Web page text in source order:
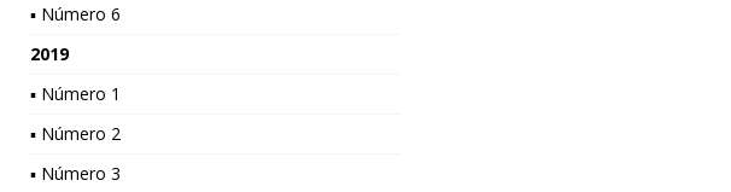
▪ Número 6
2019
▪ Número 1
▪ Número 2
▪ Número 3